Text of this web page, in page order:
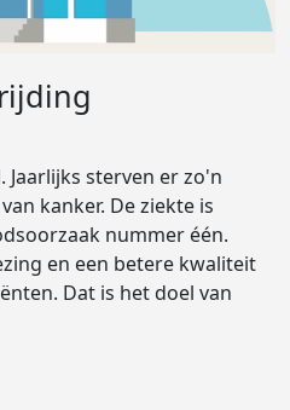
Jaarlijks sterven er zo'n
kanker. De ziekte is
nummer één.
en een betere kwaliteit
Dat is het doel van